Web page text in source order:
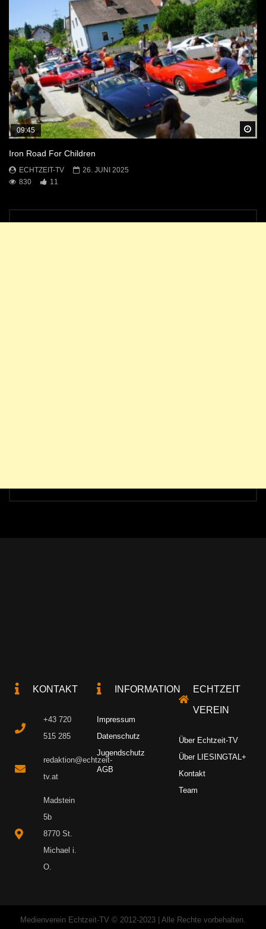
09:45
Iron Road For Children
ECHTZEIT-TV
26. JUNI 2025
830
11
KONTAKT
+43 720
515 285
redaktion@echtzeit-
tv.at
Madstein
5b
8770 St.
Michael i.
O.
INFORMATION
Impressum
Datenschutz
Jugendschutz
AGB
ECHTZEIT
VEREIN
Über Echtzeit-TV
Über LIESINGTAL+
Kontakt
Team
Medienverein Echtzeit-TV © 2012-2023 | Alle Rechte vorbehalten.